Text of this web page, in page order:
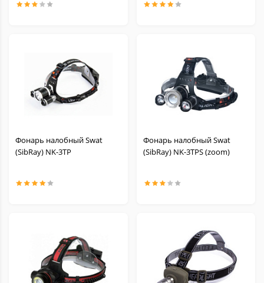
Фонарь налобный Swat
(SibRay) NK-3TP
Фонарь налобный Swat
(SibRay) NK-3TPS (zoom)